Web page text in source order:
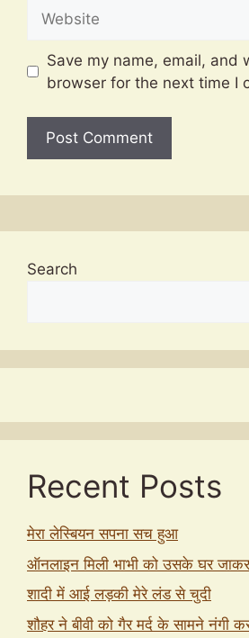
Save my name, email, and
browser for the next time I
Search
Recent Posts
मेरा लेस्बियन सपना सच हुआ
ऑनलाइन मिली भाभी को उसके घर जाकर
शादी में आई लड़की मेरे लंड से चुदी
शौहर ने बीवी को गैर मर्द के सामने नंगी